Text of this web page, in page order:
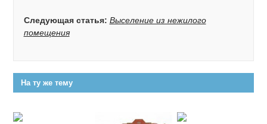
Следующая статья: Выселение из нежилого
помещения
На ту же тему